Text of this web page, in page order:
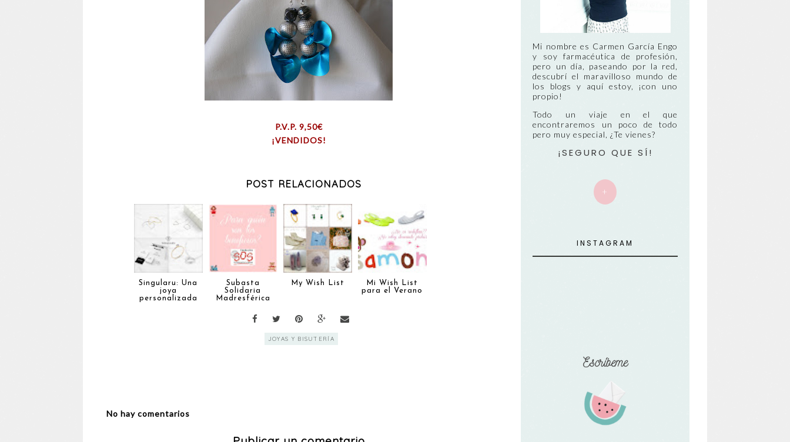
P.V.P. 9,50€
¡VENDIDOS!
POST RELACIONADOS
Singularu: Una
joya
personalizada
Subasta
Solidaria
Madresférica
My Wish List
Mi Wish List
para el Verano
JOYAS Y BISUTERÍA
No hay comentarios
Mi nombre es Carmen García Engo
y soy farmacéutica de profesión,
pero un día, paseando por la red,
descubrí el maravilloso mundo de
los blogs y aquí estoy, ¡con uno
propio!
Todo un viaje en el que
encontraremos un poco de todo
pero muy especial, ¿Te vienes?
¡SEGURO QUE SÍ!
+
INSTAGRAM